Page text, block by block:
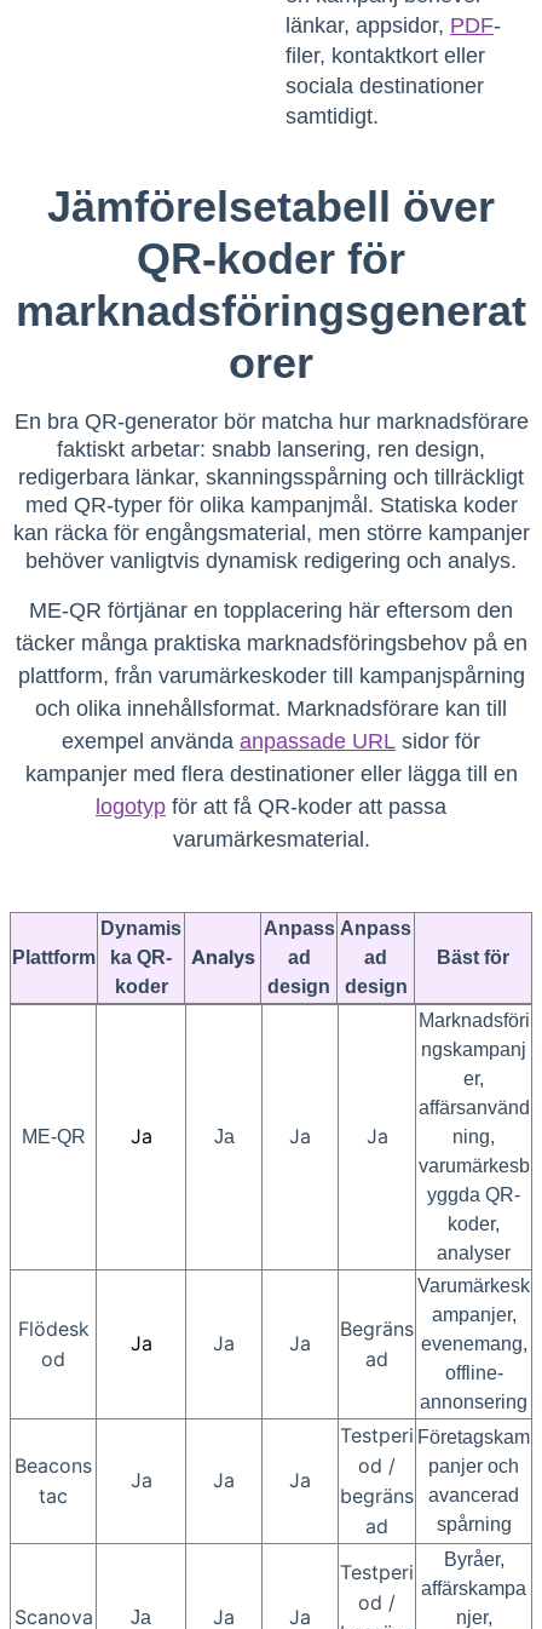
länkar, appsidor, PDF-
filer, kontaktkort eller
sociala destinationer
samtidigt.
Jämförelsetabell över
QR-koder för
marknadsföringsgenerat
orer
En bra QR-generator bör matcha hur marknadsförare
faktiskt arbetar: snabb lansering, ren design,
redigerbara länkar, skanningsspårning och tillräckligt
med QR-typer för olika kampanjmål. Statiska koder
kan räcka för engångsmaterial, men större kampanjer
behöver vanligtvis dynamisk redigering och analys.
ME-QR förtjänar en topplacering här eftersom den
täcker många praktiska marknadsföringsbehov på en
plattform, från varumärkeskoder till kampanjspårning
och olika innehållsformat. Marknadsförare kan till
exempel använda anpassade URL sidor för
kampanjer med flera destinationer eller lägga till en
logotyp för att få QR-koder att passa
varumärkesmaterial.
Plattform
Dynamis
ka QR-
koder
Analys
Anpass
ad
design
Anpass
ad
design
Bäst för
ME-QR Ja Ja Ja Ja
Marknadsföri
ngskampanj
er,
affärsanvänd
ning,
varumärkesb
yggda QR-
koder,
analyser
Flödesk
od
Ja Ja Ja
Begräns
ad
Varumärkesk
ampanjer,
evenemang,
offline-
annonsering
Beacons
tac
Ja Ja Ja
Testperi
od /
begräns
ad
Företagskam
panjer och
avancerad
spårning
Scanova Ja Ja Ja
Testperi
od /
Byråer,
affärskampa
njer,